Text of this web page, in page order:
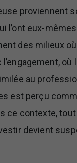
proviennent
l’ont eux-
des milieux
où
au
est perçu
ce contexte,
devient